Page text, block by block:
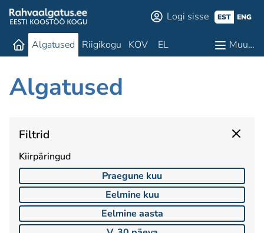
Logi sisse EST ENG
Algatused Riigikogu KOV EL Muu…
Algatused
Filtrid
Kiirpäringud
Praegune kuu
Eelmine kuu
Eelmine aasta